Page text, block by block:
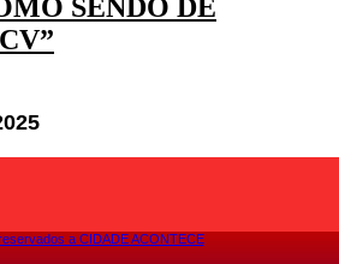
SENDO DE
a CIDADE ACONTECE